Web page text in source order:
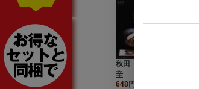
秋田【比内地鶏カレー】中
辛
648円（税込）円